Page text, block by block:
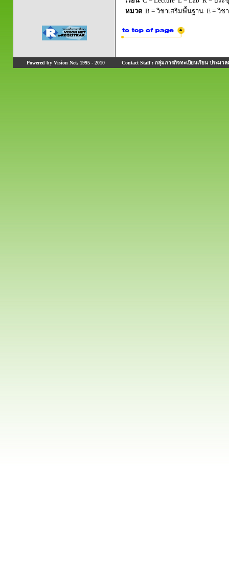
หมวด B = วิชาเสริมพื้นฐาน E = วิช
Powered by Vision Net, 1995 - 2010 Contact Staff : กลุ่มภารกิจทะเบียนเรียน ประมวล